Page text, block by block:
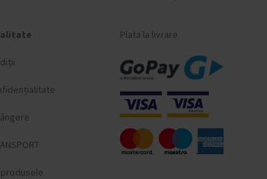
Plata la livrare